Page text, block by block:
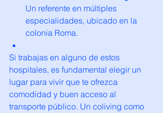
Un referente en múltiples
especialidades, ubicado en la
colonia Roma.
Si trabajas en alguno de estos
hospitales, es fundamental elegir un
lugar para vivir que te ofrezca
comodidad y buen acceso al
transporte público. Un coliving como